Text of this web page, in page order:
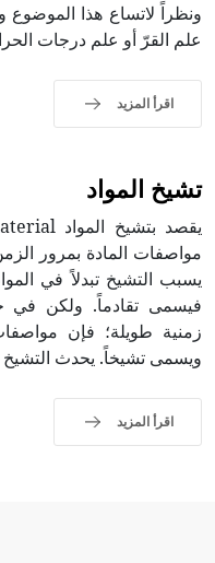
ونظراً لاتساع هذا الموضوع
علم القرّ أو علم درجات
اقرأ المزيد
تشيخ المواد
مواصفات المادة بمرور
يسبب التشيخ تبدلاً في
فيسمى تقادماً. ولكن في
زمنية طويلة؛ فإن مواصفات
ويسمى تشيخاً. يحدث التشيخ
اقرأ المزيد